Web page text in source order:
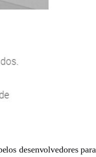
desenvolvedores para